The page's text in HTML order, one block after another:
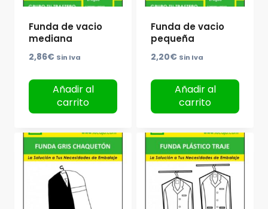
Funda de vacio
mediana
2,86€ Sin Iva
Añadir al
carrito
Funda de vacio
pequeña
2,20€ Sin Iva
Añadir al
carrito